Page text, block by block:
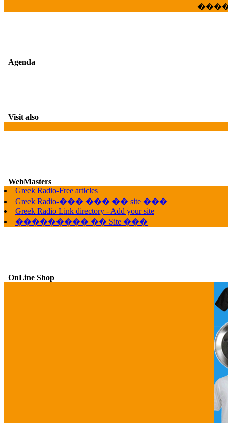
Agenda
Visit also
WebMasters
Greek Radio-Free articles
Greek Radio-��� ��� �� site ���
Greek Radio Link directory - Add your site
��������� �� Site ���
OnLine Shop